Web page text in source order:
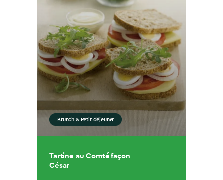
Brunch & Petit déjeuner
Tartine au Comté façon
César